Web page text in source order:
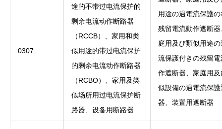
0307
途的不带过电流保护的
剩余电流动作断路器
（RCCB）、家用和类
似用途的带过电流保护
的剩余电流动作断路器
（RCBO）、家用及类
似场所用过电流保护断
路器、设备用断路器
用途の過電流保護
残留電流動作遮断器
庭用及び類似用途
流保護付きの残留電
作遮断器、家庭用及
似設備の過電流保護
器、装置用遮断器